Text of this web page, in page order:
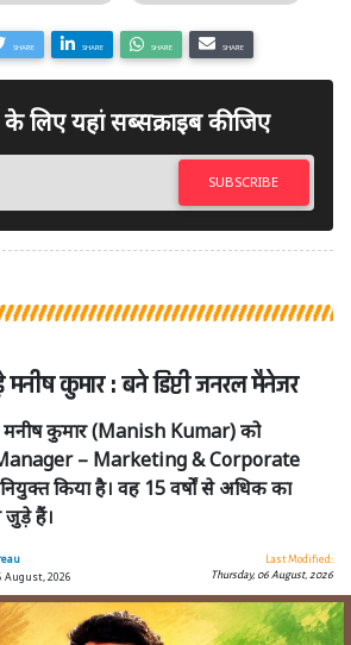
SHARE SHARE SHARE SHARE
लिए यहां सब्सक्राइब कीजिए
SUBSCRIBE
कुमार : बने डिप्टी जनरल मैनेजर
कुमार (Manish Kumar) को
– Marketing & Corporate
किया है। वह 15 वर्षों से अधिक का
हैं।
August, 2026
Last Modified:
Thursday, 06 August, 2026